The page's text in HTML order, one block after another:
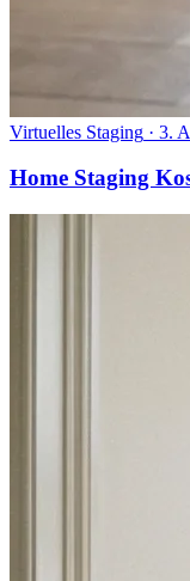
Virtuelles Staging · 3.
Home Staging